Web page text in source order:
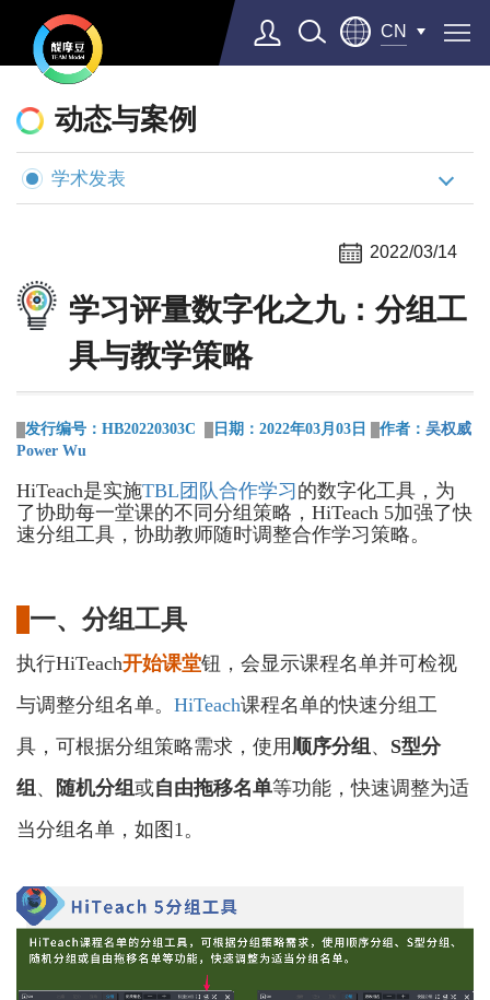
CN
态
与
案
动态与案例
学术发表
2022/03/14
学习评量数字化之九：分组工
具与教学策略
发行编号： HB20220303C 日期： 2022年03月03日 作者： 吴权威
Power Wu
HiTeach是实施TBL团队合作学习 的数字化工具，为
了协助每一堂课的不同分组策略，HiTeach 5加强了快
速分组工具，协助教师随时调整合作学习策略。
一、分组工具
执行HiTeach开始课堂钮，会显示课程名单并可检视
与调整分组名单。 HiTeach课程名单的快速分组工
具，可根据分组策略需求，使用顺序分组、 S型分
组、 随机分组或自由拖移名单等功能，快速调整为适
当分组名单，如图 1。